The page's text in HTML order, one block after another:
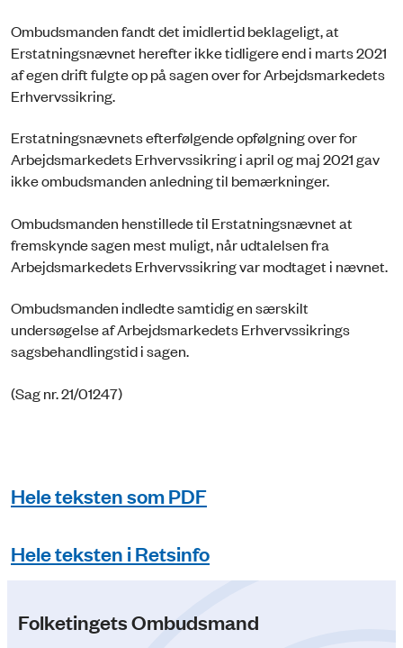
Ombudsmanden fandt det imidlertid beklageligt, at
Erstatningsnævnet herefter ikke tidligere end i marts 2021
af egen drift fulgte op på sagen over for Arbejdsmarkedets
Erhvervssikring.
Erstatningsnævnets efterfølgende opfølgning over for
Arbejdsmarkedets Erhvervssikring i april og maj 2021 gav
ikke ombudsmanden anledning til bemærkninger.
Ombudsmanden henstillede til Erstatningsnævnet at
fremskynde sagen mest muligt, når udtalelsen fra
Arbejdsmarkedets Erhvervssikring var modtaget i nævnet.
Ombudsmanden indledte samtidig en særskilt
undersøgelse af Arbejdsmarkedets Erhvervssikrings
sagsbehandlingstid i sagen.
(Sag nr. 21/01247)
Hele teksten som PDF
Hele teksten i Retsinfo
Folketingets Ombudsmand